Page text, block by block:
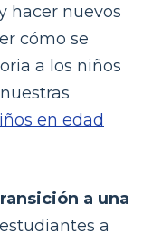
hacer nuevos
cómo se
a los niños
en edad
a una
a